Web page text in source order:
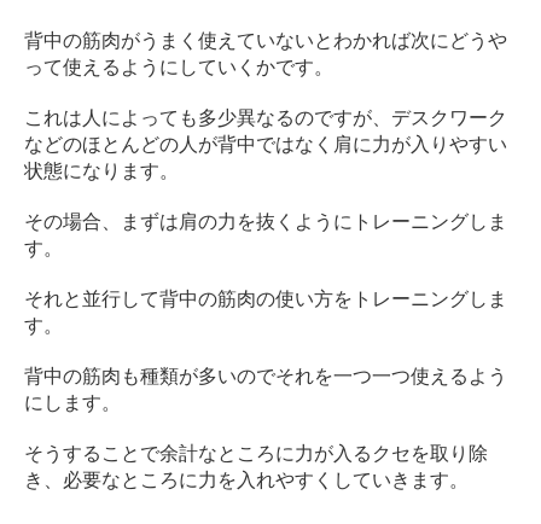
背中の筋肉がうまく使えていないとわかれば次にどうや
って使えるようにしていくかです。
これは人によっても多少異なるのですが、デスクワーク
などのほとんどの人が背中ではなく肩に力が入りやすい
状態になります。
その場合、まずは肩の力を抜くようにトレーニングしま
す。
それと並行して背中の筋肉の使い方をトレーニングしま
す。
背中の筋肉も種類が多いのでそれを一つ一つ使えるよう
にします。
そうすることで余計なところに力が入るクセを取り除
き、必要なところに力を入れやすくしていきます。